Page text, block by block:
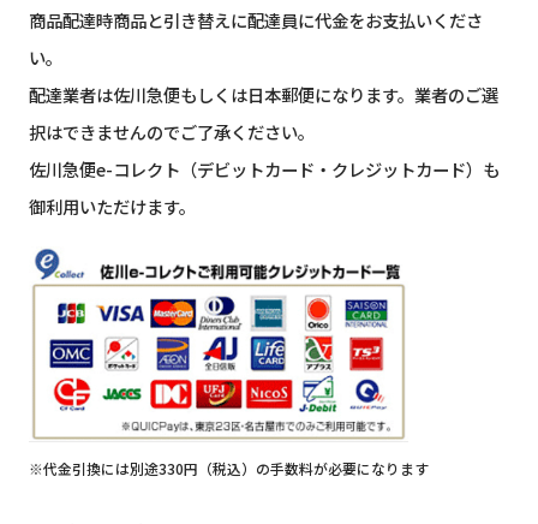
商品配達時商品と引き替えに配達員に代金をお支払いくださ
い。
配達業者は佐川急便もしくは日本郵便になります。業者のご選
択はできませんのでご了承ください。
佐川急便e-コレクト（デビットカード・クレジットカード）も
御利用いただけます。
※代金引換には別途330円（税込）の手数料が必要になります